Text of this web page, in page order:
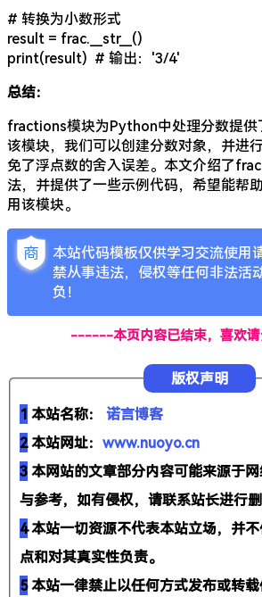
# 转换为小数形式
result = frac.__str__()
print(result) # 输出：'3/4'
总结：
fractions模块为Python中处理分数提供
该模块，我们可以创建分数对象，并进
免了浮点数的舍入误差。本文介绍了
法，并提供了一些示例代码，希望能帮
用该模块。
本站代码模板仅供学习交流使用
禁从事违法，侵权等任何非法活
负！
------本页内容已结束，喜欢
版权声明
1 本站名称：
诺言博客
2本站网址： www.nuoyo.cn
3本网站的文章部分内容可能来源于
与参考，如有侵权，请联系站长进行删
4本站一切资源不代表本站立场，并
点和对其真实性负责。
5本站一律禁止以任何方式发布或转